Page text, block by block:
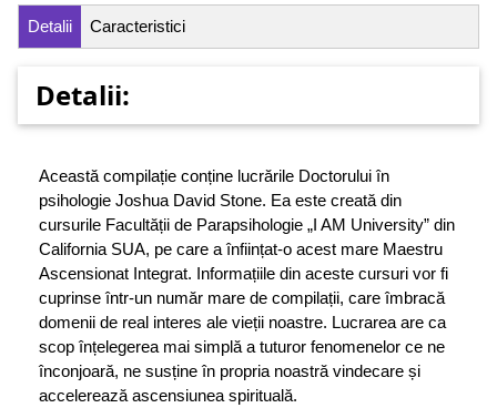
Detalii Caracteristici
Detalii:
Această compilație conține lucrările Doctorului în
psihologie Joshua David Stone. Ea este creată din
cursurile Facultății de Parapsihologie „I AM University” din
California SUA, pe care a înființat-o acest mare Maestru
Ascensionat Integrat. Informațiile din aceste cursuri vor fi
cuprinse într-un număr mare de compilații, care îmbracă
domenii de real interes ale vieții noastre. Lucrarea are ca
scop înțelegerea mai simplă a tuturor fenomenelor ce ne
înconjoară, ne susține în propria noastră vindecare și
accelerează ascensiunea spirituală.